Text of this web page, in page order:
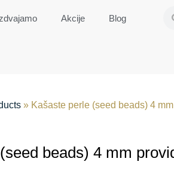
Akcije Blog
» Kašaste perle (seed beads) 4
beads) 4 mm